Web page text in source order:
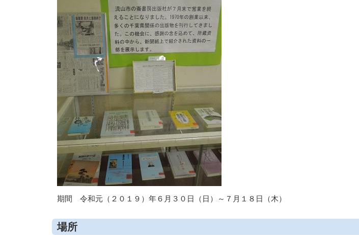
期間 令和元（２０１９）年６月３０日（日）～７月１８日（木）
場所